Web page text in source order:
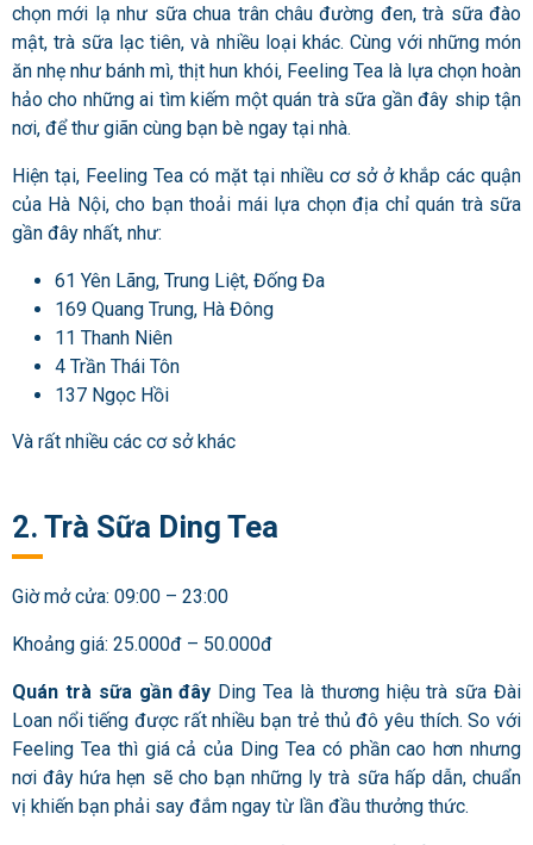
chọn mới lạ như sữa chua trân châu đường đen, trà sữa đào
mật, trà sữa lạc tiên, và nhiều loại khác. Cùng với những món
ăn nhẹ như bánh mì, thịt hun khói, Feeling Tea là lựa chọn hoàn
hảo cho những ai tìm kiếm một quán trà sữa gần đây ship tận
nơi, để thư giãn cùng bạn bè ngay tại nhà.
Hiện tại, Feeling Tea có mặt tại nhiều cơ sở ở khắp các quận
của Hà Nội, cho bạn thoải mái lựa chọn địa chỉ quán trà sữa
gần đây nhất, như:
61 Yên Lãng, Trung Liệt, Đống Đa
169 Quang Trung, Hà Đông
11 Thanh Niên
4 Trần Thái Tôn
137 Ngọc Hồi
Và rất nhiều các cơ sở khác
2. Trà Sữa Ding Tea
Giờ mở cửa: 09:00 – 23:00
Khoảng giá: 25.000đ – 50.000đ
Quán trà sữa gần đây Ding Tea là thương hiệu trà sữa Đài
Loan nổi tiếng được rất nhiều bạn trẻ thủ đô yêu thích. So với
Feeling Tea thì giá cả của Ding Tea có phần cao hơn nhưng
nơi đây hứa hẹn sẽ cho bạn những ly trà sữa hấp dẫn, chuẩn
vị khiến bạn phải say đắm ngay từ lần đầu thưởng thức.